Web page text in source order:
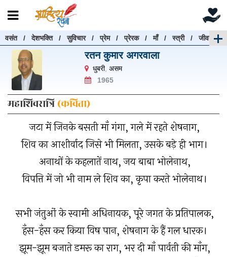
वसंत/देशभक्ति/सुविचार/प्रेम/प्रेरक/माँ/स्त्री/जीवन
रतन कुमार अगरवाला
धुबरी, असम
1965
महाशिवरात्रि(कविता)
जटा में जिनके बसती माँ गंगा, गले में रहते शेषनाग,
शिव का आशीर्वाद जिसे भी मिलता, उसके बड़े ही भाग।
अनाथों के कहलातें नाथ, जय बाबा भोलेनाथ,
विपत्ति में जो भी नाम ले शिव का, कृपा करते भोलेनाथ।
सभी जंतुओं के स्वामी अधिनायक, पूरे जगत के प्रतिपालक,
हँस-हँस कर किया विष पान, शेषनाग के हैं गल धारक।
झूम-झूम बजाते डमरू का राग, भर दी माँ पार्वती की माँग,
रचनाएँ खोजें
रचनाएँ खोजने के लिए नीचे दी गई बॉक्स में हिन्दी में लिखें और
"खोजें" बटन पर क्लिक करें
हटाएँ
खोजें